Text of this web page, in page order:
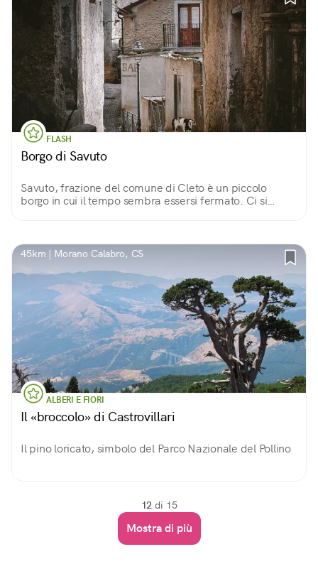
FLASH
Borgo di Savuto
Savuto, frazione del comune di Cleto è un piccolo
borgo in cui il tempo sembra essersi fermato. Ci si
45km | Morano Calabro, CS
ALBERI E FIORI
Il «broccolo» di Castrovillari
Il pino loricato, simbolo del Parco Nazionale del Pollino
12 di 15
Mostra di più